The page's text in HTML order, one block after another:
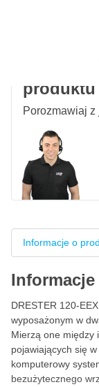
na
Pytanie
Porozmawiaj
Informacje o
DRESTER 120-
wyposażonym w
Mierzą one między
pojawiających się
komputerowy
bezużytecznego